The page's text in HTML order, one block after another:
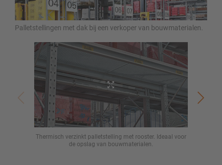
Palletstellingen met dak bij een verkoper van bouwmaterialen.
Thermisch verzinkt palletstelling met rooster. Ideaal voor
de opslag van bouwmaterialen.